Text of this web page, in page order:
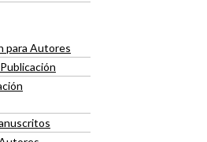
para Autores